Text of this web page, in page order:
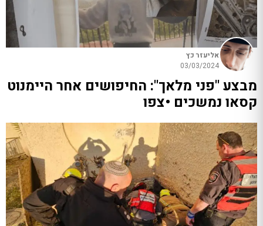
אליעזר כץ
03/03/2024
מבצע "פני מלאך": החיפושים אחר היימנוט
קסאו נמשכים •צפו